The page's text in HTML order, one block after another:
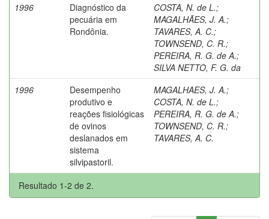
1996
Diagnóstico da
pecuária em
Rondônia.
COSTA, N. de L.;
MAGALHÃES, J. A.;
TAVARES, A. C.;
TOWNSEND, C. R.;
PEREIRA, R. G. de A.;
SILVA NETTO, F. G. da
1996
Desempenho
produtivo e
reações fisiológicas
de ovinos
deslanados em
sistema
silvipastoril.
MAGALHAES, J. A.;
COSTA, N. de L.;
PEREIRA, R. G. de A.;
TOWNSEND, C. R.;
TAVARES, A. C.
Resultado 1-2 de 2.